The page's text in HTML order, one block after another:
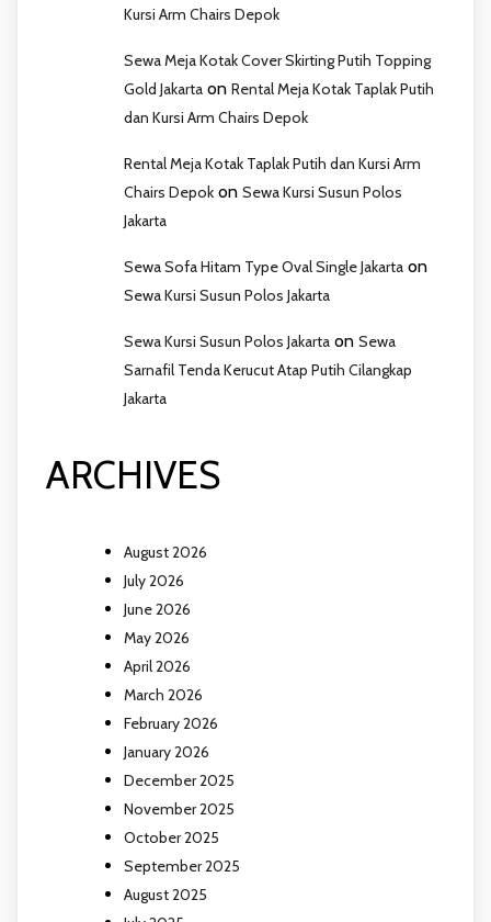
Kursi Arm Chairs Depok
Sewa Meja Kotak Cover Skirting Putih Topping
Gold Jakarta on Rental Meja Kotak Taplak Putih
dan Kursi Arm Chairs Depok
Rental Meja Kotak Taplak Putih dan Kursi Arm
Chairs Depok on Sewa Kursi Susun Polos
Jakarta
Sewa Sofa Hitam Type Oval Single Jakarta on
Sewa Kursi Susun Polos Jakarta
Sewa Kursi Susun Polos Jakarta on Sewa
Sarnafil Tenda Kerucut Atap Putih Cilangkap
Jakarta
ARCHIVES
August 2026
July 2026
June 2026
May 2026
April 2026
March 2026
February 2026
January 2026
December 2025
November 2025
October 2025
September 2025
August 2025